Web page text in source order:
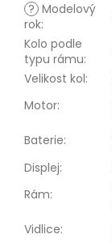
? Modelový
rok:
Kolo podle
typu rámu:
Velikost kol:
Motor:
Baterie:
Displej:
Rám:
Vidlice: